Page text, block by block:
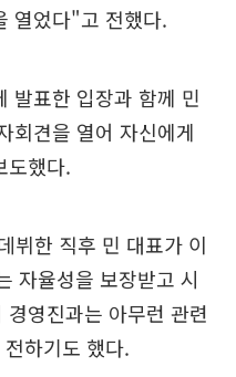
열었다"고 전했다.
발표한 입장과 함께 민
회견을 열어 자신에게
도했다.
뷔한 직후 민 대표가 이
자율성을 보장받고 시
영진과는 아무런 관련
하기도 했다.